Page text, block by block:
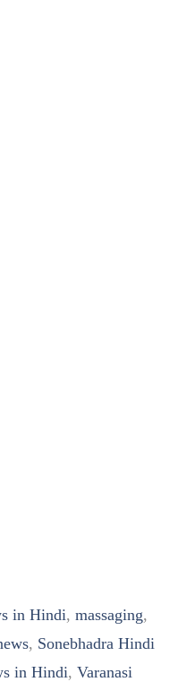
in Hindi, massaging,
, Sonebhadra Hindi
in Hindi, Varanasi